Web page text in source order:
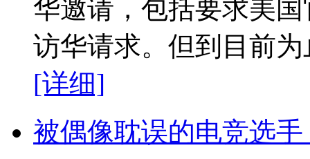
华邀请，包括要求美
访华请求。但到目前
[详细]
被偶像耽误的电竞选